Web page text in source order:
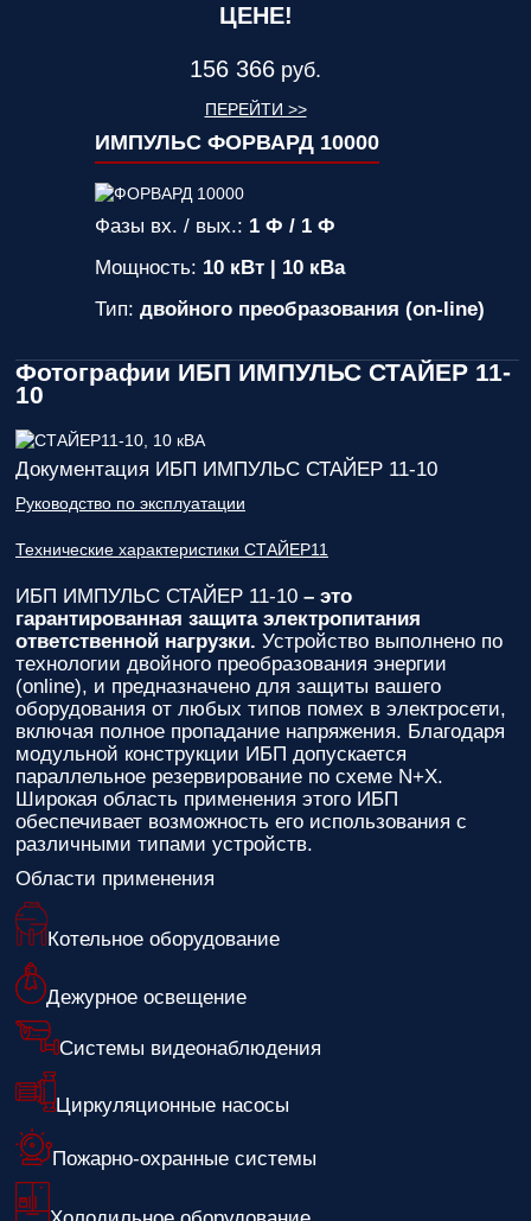
ЦЕНЕ!
156 366 руб.
ПЕРЕЙТИ >>
ИМПУЛЬС ФОРВАРД 10000
Фазы вх. / вых.: 1 Ф / 1 Ф
Мощность: 10 кВт | 10 кВа
Тип:двойного преобразования (on-line)
Фотографии ИБП ИМПУЛЬС СТАЙЕР 11-
10
Документация ИБП ИМПУЛЬС СТАЙЕР 11-10
Руководство по эксплуатации
Технические характеристики СТАЙЕР11
ИБП ИМПУЛЬС СТАЙЕР 11-10 – это
гарантированная защита электропитания
ответственной нагрузки. Устройство выполнено по
технологии двойного преобразования энергии
(online), и предназначено для защиты вашего
оборудования от любых типов помех в электросети,
включая полное пропадание напряжения. Благодаря
модульной конструкции ИБП допускается
параллельное резервирование по схеме N+X.
Широкая область применения этого ИБП
обеспечивает возможность его использования с
различными типами устройств.
Области применения
Котельное оборудование
Дежурное освещение
Системы видеонаблюдения
Циркуляционные насосы
Пожарно-охранные системы